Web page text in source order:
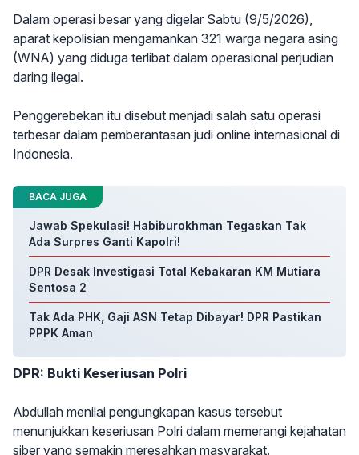
Dalam operasi besar yang digelar Sabtu (9/5/2026),
aparat kepolisian mengamankan 321 warga negara asing
(WNA) yang diduga terlibat dalam operasional perjudian
daring ilegal.
Penggerebekan itu disebut menjadi salah satu operasi
terbesar dalam pemberantasan judi online internasional di
Indonesia.
BACA JUGA
Jawab Spekulasi! Habiburokhman Tegaskan Tak
Ada Surpres Ganti Kapolri!
DPR Desak Investigasi Total Kebakaran KM Mutiara
Sentosa 2
Tak Ada PHK, Gaji ASN Tetap Dibayar! DPR Pastikan
PPPK Aman
DPR: Bukti Keseriusan Polri
Abdullah menilai pengungkapan kasus tersebut
menunjukkan keseriusan Polri dalam memerangi kejahatan
siber yang semakin meresahkan masyarakat.